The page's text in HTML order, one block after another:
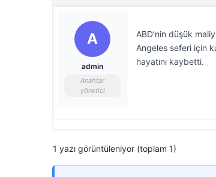
A
admin
Anahtar
yönetici
ABD’nin düşük
Angeles seferi için
hayatını kaybetti.
1 yazı görüntüleniyor (toplam 1)